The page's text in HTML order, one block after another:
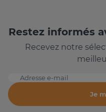
Restez informés
Recevez notre
Adresse e-mail
Je